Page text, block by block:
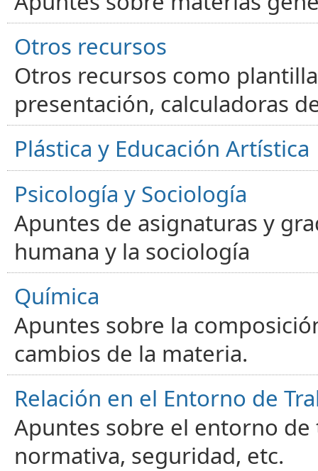
Otros recursos
Otros recursos como
presentación, calculadoras
Plástica y Educación Artística
Psicología y Sociología
Apuntes de asignaturas y
humana y la sociología
Química
Apuntes sobre la
cambios de la materia.
Relación en el Entorno de
Apuntes sobre el entorno
normativa, seguridad, etc.